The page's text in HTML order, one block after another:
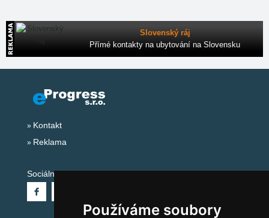
Používáme soubory
Slovenský ráj
Přímé kontakty na ubytování na Slovensku
Kontakt
Reklama
Sociální sítě: